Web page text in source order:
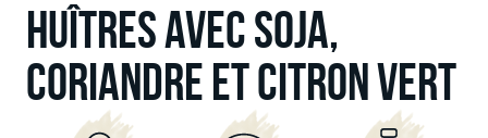
HUÎTRES AVEC SOJA,
CORIANDRE ET CITRON VERT